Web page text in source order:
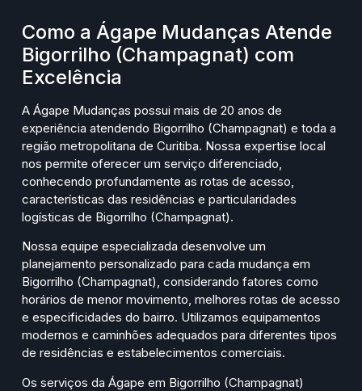
Como a Ágape Mudanças Atende
Bigorrilho (Champagnat) com
Excelência
A Ágape Mudanças possui mais de 20 anos de
experiência atendendo Bigorrilho (Champagnat) e toda a
região metropolitana de Curitiba. Nossa expertise local
nos permite oferecer um serviço diferenciado,
conhecendo profundamente as rotas de acesso,
características das residências e particularidades
logísticas de Bigorrilho (Champagnat).
Nossa equipe especializada desenvolve um
planejamento personalizado para cada mudança em
Bigorrilho (Champagnat), considerando fatores como
horários de menor movimento, melhores rotas de acesso
e especificidades do bairro. Utilizamos equipamentos
modernos e caminhões adequados para diferentes tipos
de residências e estabelecimentos comerciais.
Os serviços da Ágape em Bigorrilho (Champagnat)